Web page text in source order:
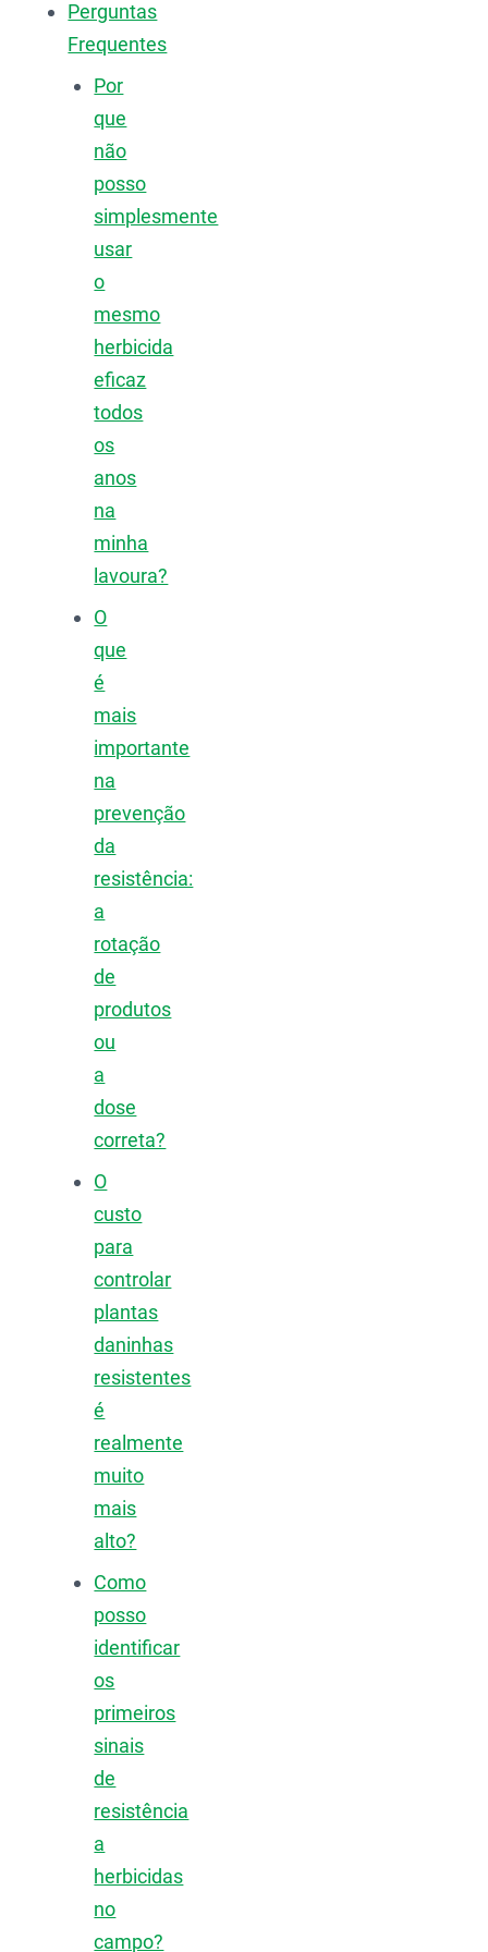
Perguntas
Frequentes
Por
que
não
posso
simplesmente
usar
o
mesmo
herbicida
eficaz
todos
os
anos
na
minha
lavoura?
O
que
é
mais
importante
na
prevenção
da
resistência:
a
rotação
de
produtos
ou
a
dose
correta?
O
custo
para
controlar
plantas
daninhas
resistentes
é
realmente
muito
mais
alto?
Como
posso
identificar
os
primeiros
sinais
de
resistência
a
herbicidas
no
campo?